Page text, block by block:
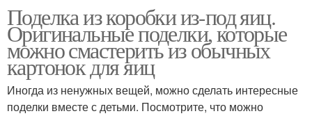
Поделка из коробки из-под яиц.
Оригинальные поделки, которые
можно смастерить из обычных
картонок для яиц
Иногда из ненужных вещей, можно сделать интересные
поделки вместе с детьми. Посмотрите, что можно